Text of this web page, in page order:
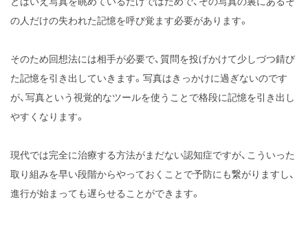
の人だけの失われた記憶を呼び覚ます必要があります。
そのため回想法には相手が必要で、質問を投げかけて少しづつ錆び
た記憶を引き出していきます。写真はきっかけに過ぎないのです
が、写真という視覚的なツールを使うことで格段に記憶を引き出し
やすくなります。
現代では完全に治療する方法がまだない認知症ですが、こういった
取り組みを早い段階からやっておくことで予防にも繋がりますし、
進行が始まっても遅らせることができます。